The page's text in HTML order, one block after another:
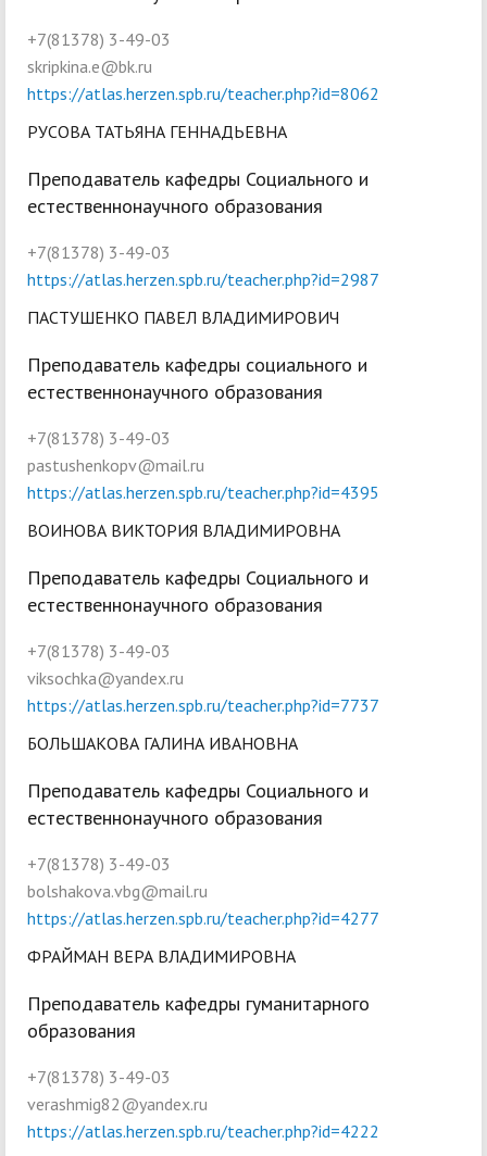
+7(81378) 3-49-03
skripkina.e@bk.ru
https://atlas.herzen.spb.ru/teacher.php?id=8062
РУСОВА ТАТЬЯНА ГЕННАДЬЕВНА
Преподаватель кафедры Социального и
естественнонаучного образования
+7(81378) 3-49-03
https://atlas.herzen.spb.ru/teacher.php?id=2987
ПАСТУШЕНКО ПАВЕЛ ВЛАДИМИРОВИЧ
Преподаватель кафедры социального и
естественнонаучного образования
+7(81378) 3-49-03
pastushenkopv@mail.ru
https://atlas.herzen.spb.ru/teacher.php?id=4395
ВОИНОВА ВИКТОРИЯ ВЛАДИМИРОВНА
Преподаватель кафедры Социального и
естественнонаучного образования
+7(81378) 3-49-03
viksochka@yandex.ru
https://atlas.herzen.spb.ru/teacher.php?id=7737
БОЛЬШАКОВА ГАЛИНА ИВАНОВНА
Преподаватель кафедры Социального и
естественнонаучного образования
+7(81378) 3-49-03
bolshakova.vbg@mail.ru
https://atlas.herzen.spb.ru/teacher.php?id=4277
ФРАЙМАН ВЕРА ВЛАДИМИРОВНА
Преподаватель кафедры гуманитарного
образования
+7(81378) 3-49-03
verashmig82@yandex.ru
https://atlas.herzen.spb.ru/teacher.php?id=4222